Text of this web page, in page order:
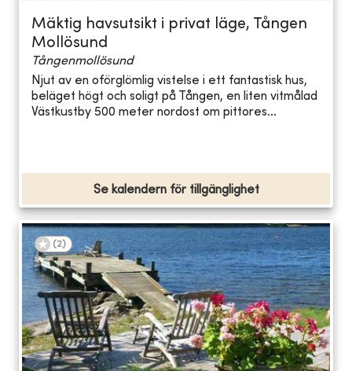
Mäktig havsutsikt i privat läge, Tången
Mollösund
Tångenmollösund
Njut av en oförglömlig vistelse i ett fantastisk hus,
beläget högt och soligt på Tången, en liten vitmålad
Västkustby 500 meter nordost om pittores...
Se kalendern för tillgänglighet
(2)